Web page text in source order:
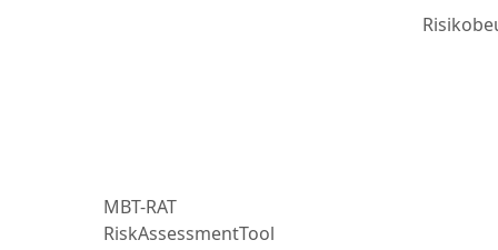
MBT-RAT
RiskAssessmentTool